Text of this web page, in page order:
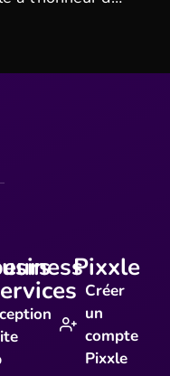
Pixxle
Créer
un
compte
Pixxle